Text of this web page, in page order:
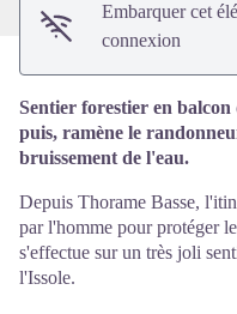
Embarquer cet
connexion
Sentier forestier en balcon
puis, ramène le
bruissement de l'eau.
Depuis Thorame Basse,
par l'homme pour protéger
s'effectue sur un très joli
l'Issole.